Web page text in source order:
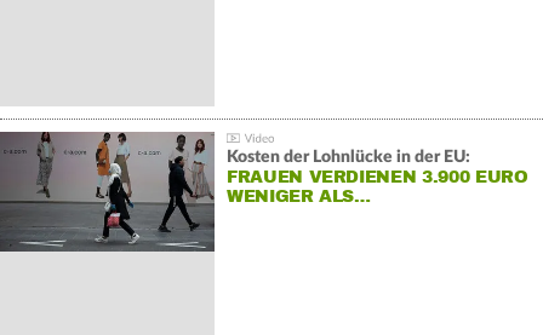
Kosten der Lohnlücke in der EU:
FRAUEN VERDIENEN 3.900 EURO
WENIGER ALS…